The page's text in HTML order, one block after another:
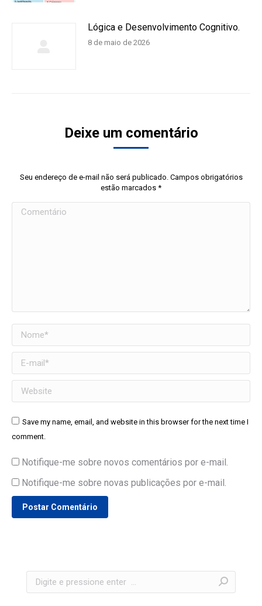
Lógica e Desenvolvimento Cognitivo.
8 de maio de 2026
Deixe um comentário
Seu endereço de e-mail não será publicado. Campos obrigatórios
estão marcados *
Comentário
Nome *
E-mail *
Website
Save my name, email, and website in this browser for the next time I
comment.
Notifique-me sobre novos comentários por e-mail.
Notifique-me sobre novas publicações por e-mail.
Postar Comentário
Search: